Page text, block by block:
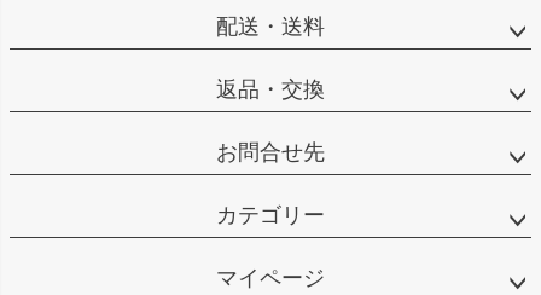
配送・送料
返品・交換
お問合せ先
カテゴリー
マイページ